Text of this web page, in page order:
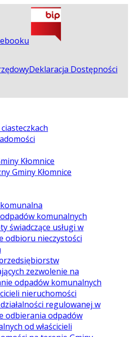
Deklaracja Dostępności
Kłomnice
Gminy Kłomnice
komunalnych
świadczące usługi w
odbioru nieczystości
zezwolenie na
odpadów komunalnych
nieruchomości
regulowanej w
odbierania odpadów
od właścicieli